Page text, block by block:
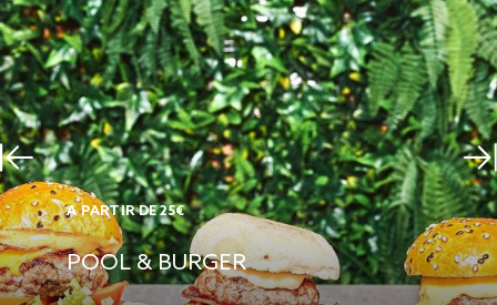
A PARTIR DE 25€
POOL & BURGER